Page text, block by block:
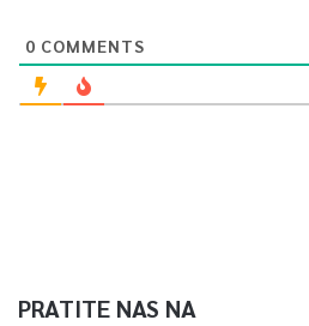
0 COMMENTS
PRATITE NAS NA